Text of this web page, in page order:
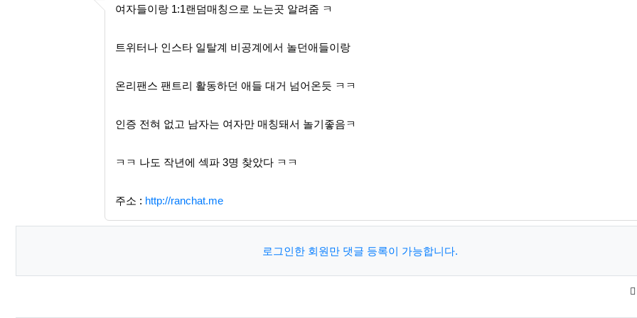
여자들이랑 1:1랜덤매칭으로 노는곳 알려줌 ㅋ
트위터나 인스타 일탈계 비공계에서 놀던애들이랑
온리팬스 팬트리 활동하던 애들 대거 넘어온듯 ㅋㅋ
인증 전혀 없고 남자는 여자만 매칭돼서 놀기좋음ㅋ
ㅋㅋ 나도 작년에 섹파 3명 찾았다 ㅋㅋ
주소 : http://ranchat.me
로그인한 회원만 댓글 등록이 가능합니다.